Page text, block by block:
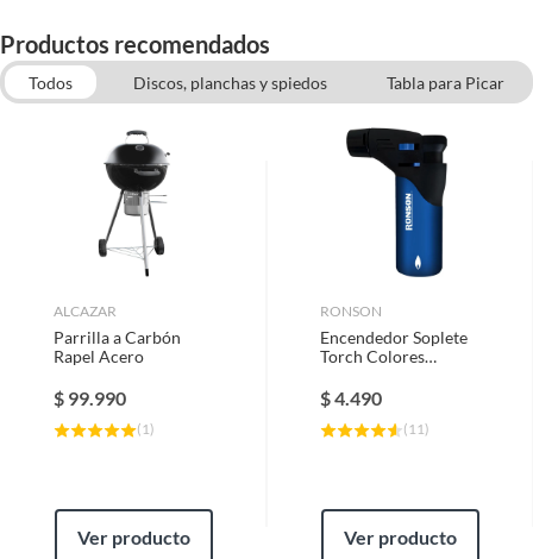
Productos recomendados
Todos Discos, planchas y spiedos
Tabla para Picar
ALCAZAR
Parrilla a Carbón
Rapel Acero
$ 99.990
( 1)
Ver producto
RONSON
Encendedor Soplete
Torch Colores
$4.490
( 11)
Ver producto